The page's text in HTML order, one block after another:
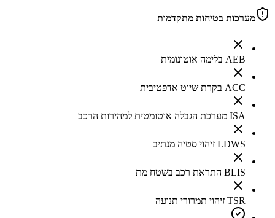
מערכות בטיחות מתקדמות
AEB בלימה אוטונומית
ACC בקרת שיוט אדפטיבית
ISA מערכת הגבלה אוטומטית למהירות הרכב
LDWS זיהוי סטיה מנתיב
BLIS התראת רכב בשטח מת
TSR זיהוי תמרורי תנועה